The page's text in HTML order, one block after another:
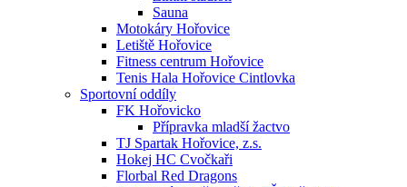
Sauna
Motokáry Hořovice
Letiště Hořovice
Fitness centrum Hořovice
Tenis Hala Hořovice Cintlovka
Sportovní oddíly
FK Hořovicko
Přípravka mladší žactvo
TJ Spartak Hořovice, z.s.
Hokej HC Cvočkaři
Florbal Red Dragons